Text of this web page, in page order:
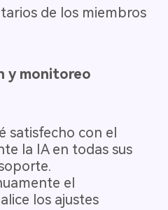
de los miembros
y monitoreo
satisfecho con el
la IA en todas sus
el
los ajustes